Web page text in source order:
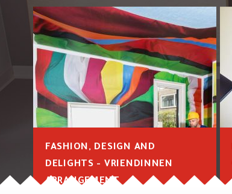
FASHION, DESIGN AND
DELIGHTS - VRIENDINNEN
ARRANGEMENT